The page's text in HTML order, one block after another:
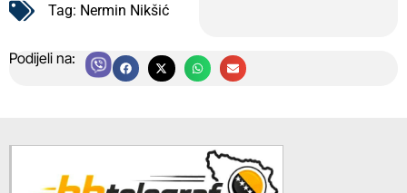
Tag: Nermin Nikšić
Podijeli na: